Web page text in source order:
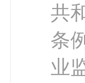
共
条
业